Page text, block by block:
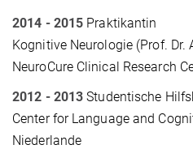
2014 - 2015 Praktikantin
Kognitive Neurologie (Prof. Dr.
NeuroCure Clinical Research
2012 - 2013 Studentische
Center for Language and
Niederlande